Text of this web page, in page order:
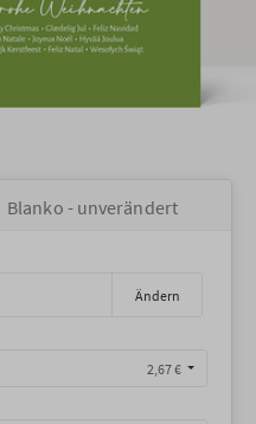
Blanko - unverändert
Ändern
2,67 €